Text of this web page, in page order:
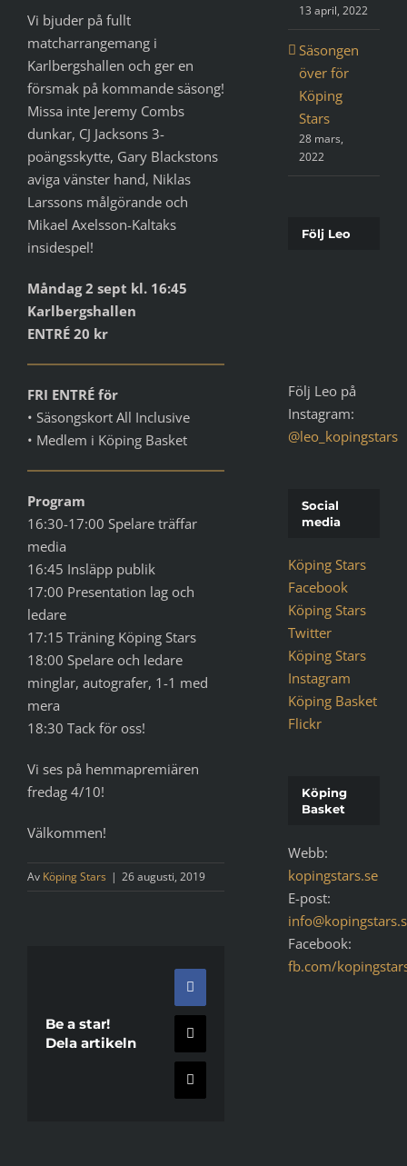
Vi bjuder på fullt
matcharrangemang i
Karlbergshallen och ger en
försmak på kommande säsong!
Missa inte Jeremy Combs
dunkar, CJ Jacksons 3-
poängsskytte, Gary Blackstons
aviga vänster hand, Niklas
Larssons målgörande och
Mikael Axelsson-Kaltaks
insidespel!
Måndag 2 sept kl. 16:45
Karlbergshallen
ENTRÉ 20 kr
FRI ENTRÉ för
• Säsongskort All Inclusive
• Medlem i Köping Basket
Program
16:30-17:00 Spelare träffar
media
16:45 Insläpp publik
17:00 Presentation lag och
ledare
17:15 Träning Köping Stars
18:00 Spelare och ledare
minglar, autografer, 1-1 med
mera
18:30 Tack för oss!
Vi ses på hemmapremiären
fredag 4/10!
Välkommen!
Av Köping Stars | 26 augusti, 2019
Be a star!
Dela artikeln
Facebook
X
E-
post
13 april, 2022
Säsongen
över för
Köping
Stars
28 mars,
2022
Följ Leo
Följ Leo på
Instagram:
@leo_kopingstars
Social
media
Köping Stars
Facebook
Köping Stars
Twitter
Köping Stars
Instagram
Köping Basket
Flickr
Köping
Basket
Webb:
kopingstars.se
E-post:
Facebook:
fb.com/